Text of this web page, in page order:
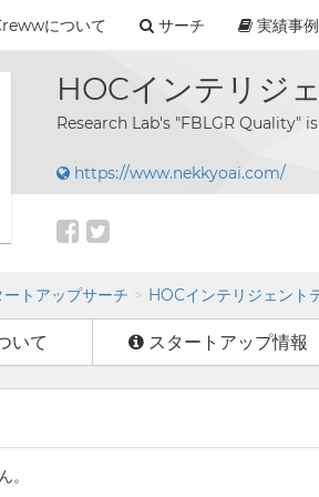
について サーチ 実績事例
HOCインテリジ
Research Lab's "FBLGR Quality"
https://www.nekkyoai.com/
ートアップサーチ HOCインテリジェント
いて スタートアップ情報
。